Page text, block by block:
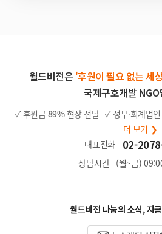
월드비전은 '후원이 필요 없는 세
국제구호개발
✓ 후원금 89%현장 전달 ✓ 정부·회계법
더 보기 ❯
대표전화
02-
상담시간 (월~금)
월드비전 나눔의 소식, 지